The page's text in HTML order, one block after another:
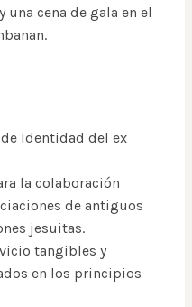
una cena de gala en el
Identidad del ex
la colaboración
de antiguos
jesuitas.
tangibles y
en los principios